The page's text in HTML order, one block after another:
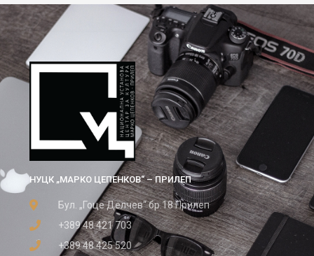
НУЦК „МАРКО ЦЕПЕНКОВ“ – ПРИЛЕП
Бул. „Гоце Делчев“ бр.18 Прилеп
+389 48 421 703
+389 48 425 520